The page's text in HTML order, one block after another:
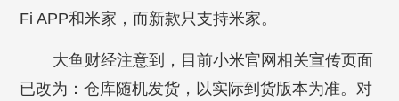
Fi APP和米家，而新款只支持米家。
大鱼财经注意到，目前小米官网相关宣传页面
已改为：仓库随机发货，以实际到货版本为准。对